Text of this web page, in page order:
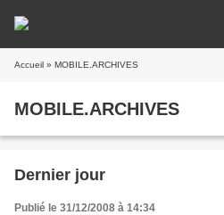
Accueil » MOBILE.ARCHIVES
MOBILE.ARCHIVES
Dernier jour
Publié le 31/12/2008 à 14:34